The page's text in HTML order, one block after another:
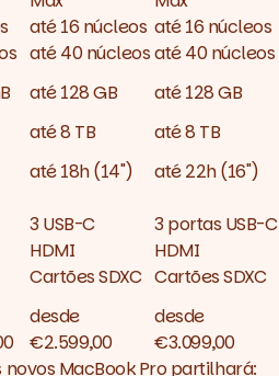
até 16 núcleos até 16 núcleos
até 40 núcleosaté 40 núcleos
até 128 GB
até 128 GB
até 8 TB
até 8 TB
até 18h (14'') até 22h (16'')
3 USB-C
HDMI
Cartões SDXC
3 portas USB-C
HDMI
Cartões SDXC
desde
€2.599,00
desde
€3.099,00
MacBook Pro partilhará: